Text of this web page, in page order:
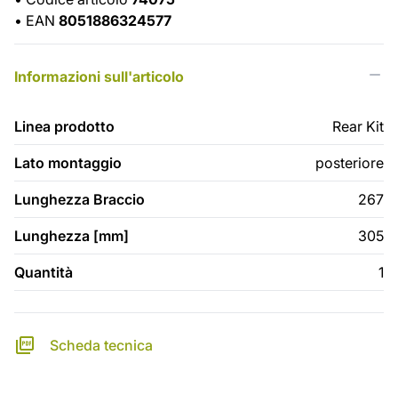
• EAN 8051886324577
Informazioni sull'articolo
Linea prodotto Rear Kit
Lato montaggio posteriore
Lunghezza Braccio 267
Lunghezza [mm] 305
Quantità 1
Scheda tecnica